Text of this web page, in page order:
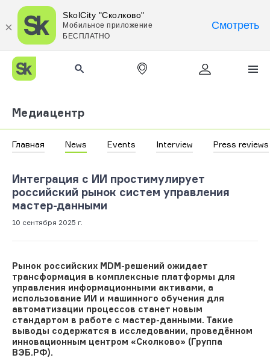
SkolCity "Сколково"
Мобильное приложение
БЕСПЛАТНО
Смотреть
Медиацентр
Главная News Events Interview Press reviews
Интеграция с ИИ простимулирует
российский рынок систем управления
мастер-данными
10 сентября 2025 г.
Рынок российских MDM-решений ожидает
трансформация в комплексные платформы для
управления информационными активами, а
использование ИИ и машинного обучения для
автоматизации процессов станет новым
стандартом в работе с мастер-данными. Такие
выводы содержатся в исследовании, проведённом
инновационным центром «Сколково» (Группа
ВЭБ.РФ).